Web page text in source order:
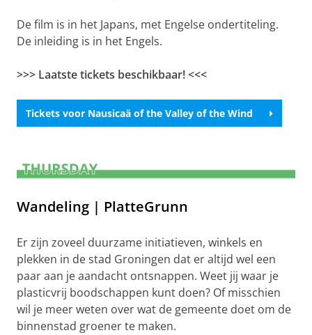
De film is in het Japans, met Engelse ondertiteling.
De inleiding is in het Engels.
>>> Laatste tickets beschikbaar! <<<
Tickets voor Nausicaä of the Valley of the Wind
Wandeling | PlatteGrunn
Er zijn zoveel duurzame initiatieven, winkels en
plekken in de stad Groningen dat er altijd wel een
paar aan je aandacht ontsnappen. Weet jij waar je
plasticvrij boodschappen kunt doen? Of misschien
wil je meer weten over wat de gemeente doet om de
binnenstad groener te maken.